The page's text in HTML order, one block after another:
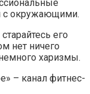
с окружающими.
его
нет ничего
харизмы.
– канал фитнес-